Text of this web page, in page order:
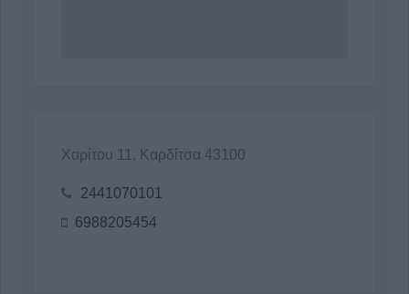
Χαρίτου 11, Καρδίτσα 43100
2441070101
6988205454